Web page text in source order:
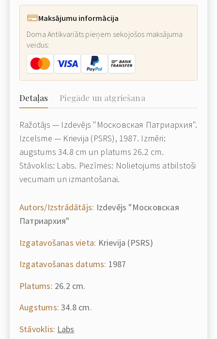
Maksājumu informācija
Doma Antikvariāts pieņem sekojošos maksājuma
veidus:
Detaļas Piegāde un atgriešana
Ražotājs — Izdevējs "Московская Патриархия".
Izcelsme — Krievija (PSRS), 1987. Izmēri:
augstums 34.8 cm un platums 26.2 cm.
Stāvoklis: Labs. Piezīmes: Nolietojums atbilstoši
vecumam un izmantošanai.
Autors/Izstrādātājs: Izdevējs "Московская
Патриархия"
Izgatavošanas vieta: Krievija (PSRS)
Izgatavošanas datums: 1987
Platums: 26.2 cm.
Augstums: 34.8 cm.
Stāvoklis: Labs